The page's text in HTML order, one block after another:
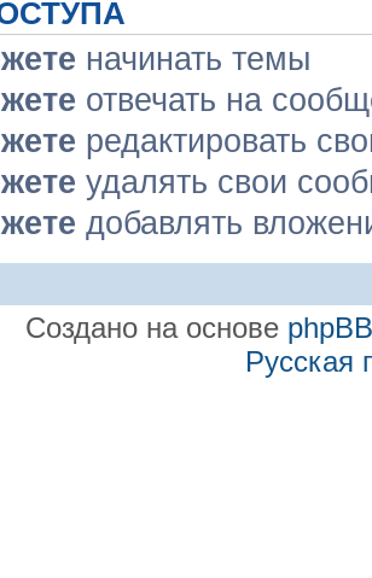
начинать темы
отвечать на
редактировать
удалять свои
добавлять
Создано на основе phpBB
Русская